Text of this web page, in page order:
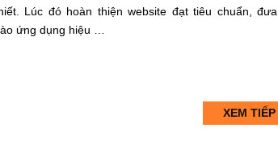
Lúc đó hoàn thiện website đạt tiêu chuẩn, đưa
ứng dụng hiệu …
XEM TIẾP